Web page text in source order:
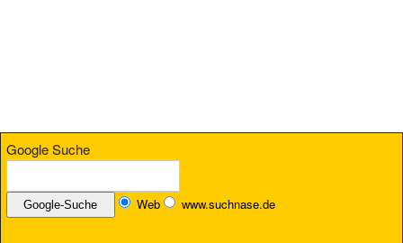
Google Suche
Web www.suchnase.de